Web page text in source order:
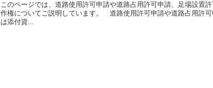
このページでは、道路使用許可申請や道路占用許可申請、足場設置
作権についてご説明しています。 道路使用許可申請や道路占用許
は添付資...